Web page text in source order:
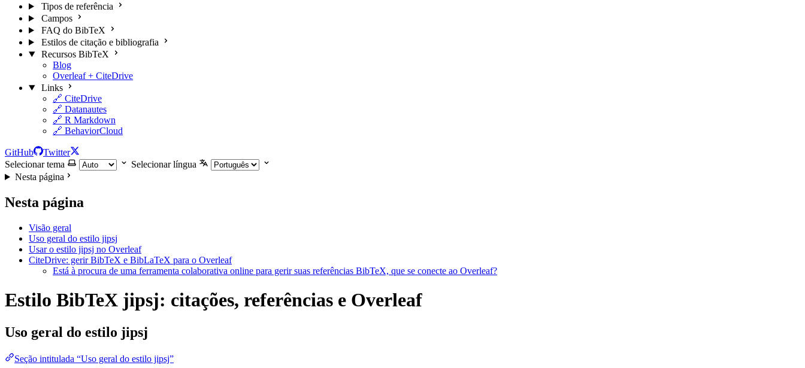
Tipos de referência
Campos
FAQ do BibTeX
Estilos de citação e bibliografia
Recursos BibTeX
Blog
Overleaf + CiteDrive
Links
🔗 CiteDrive
🔗 Datanautes
🔗 R Markdown
🔗 BehaviorCloud
GitHub
Twitter
Selecionar tema
Selecionar língua
Nesta página
Nesta página
Visão geral
Uso geral do estilo jipsj
Usar o estilo jipsj no Overleaf
CiteDrive: gerir BibTeX e BibLaTeX para o Overleaf
Está à procura de uma ferramenta colaborativa online para gerir suas referências BibTeX, que se conecte ao Overleaf?
Estilo BibTeX jipsj: citações, referências e Overleaf
Uso geral do estilo jipsj
Seção intitulada “Uso geral do estilo jipsj”